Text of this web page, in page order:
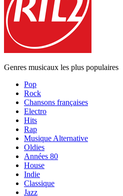
Genres musicaux les plus populaires
Pop
Rock
Chansons françaises
Electro
Hits
Rap
Musique Alternative
Oldies
Années 80
House
Indie
Classique
Jazz